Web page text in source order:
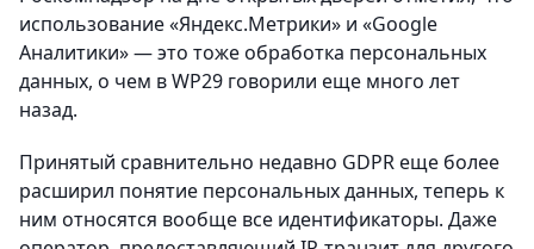
использование «Яндекс.Метрики» и «Google
Аналитики» — это тоже обработка персональных
данных, о чем в WP29 говорили еще много лет
назад.
Принятый сравнительно недавно GDPR еще более
расширил понятие персональных данных, теперь к
ним относятся вообще все идентификаторы. Даже